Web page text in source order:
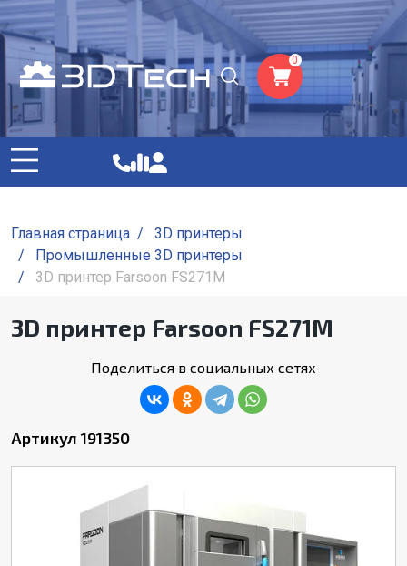
0
Главная страница /
3D принтеры
/
Промышленные 3D принтеры
/
3D принтер Farsoon FS271M
3D принтер Farsoon FS271M
Поделиться в социальных сетях
Артикул 191350